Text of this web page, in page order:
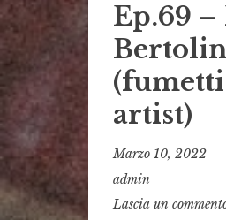
Ep.69 –
artist)
Marzo 10, 2022
admin
Lascia un